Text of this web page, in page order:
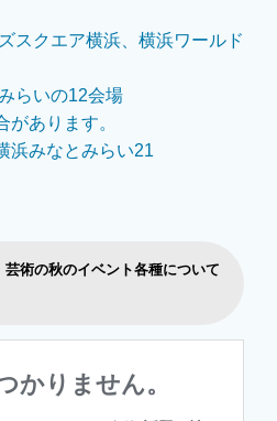
スクエア横浜、横浜ワールド
らいの12会場
あります。
浜みなとみらい21
術の秋のイベント各種について